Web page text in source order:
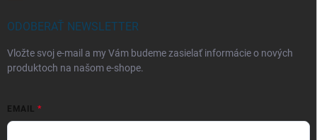
ODOBERAŤ NEWSLETTER
Vložte svoj e-mail a my Vám budeme zasielať informácie o nových
produktoch na našom e-shope.
EMAIL